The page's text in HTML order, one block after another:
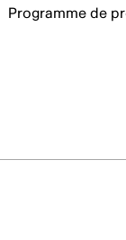
Programme de